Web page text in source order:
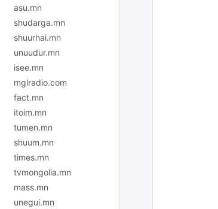
asu.mn
shudarga.mn
shuurhai.mn
unuudur.mn
isee.mn
mglradio.com
fact.mn
itoim.mn
tumen.mn
shuum.mn
times.mn
tvmongolia.mn
mass.mn
unegui.mn